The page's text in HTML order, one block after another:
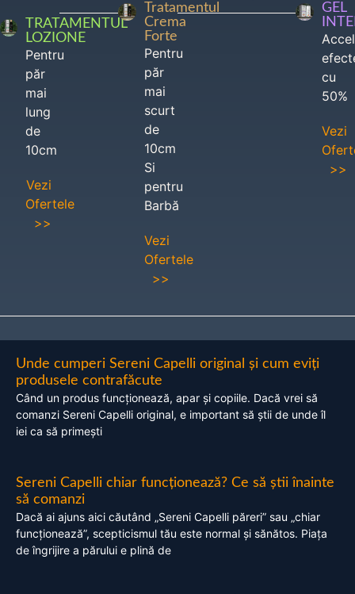
TRATAMENTUL
LOZIONE
Pentru
păr
mai
lung
de
10cm
Vezi
Ofertele
>>
Tratamentul
Crema
Forte
Pentru
păr
mai
scurt
de
10cm
Si
pentru
Barbă
Vezi
Ofertele
>>
GEL
cu
50%
Vezi
>>
Unde cumperi Sereni Capelli original și cum eviți
produsele contrafăcute
Când un produs funcționează, apar și copiile. Dacă vrei să
comanzi Sereni Capelli original, e important să știi de unde îl
iei ca să primești
Sereni Capelli chiar funcționează? Ce să știi înainte
să comanzi
Dacă ai ajuns aici căutând „Sereni Capelli păreri” sau „chiar
funcționează”, scepticismul tău este normal și sănătos. Piața
de îngrijire a părului e plină de